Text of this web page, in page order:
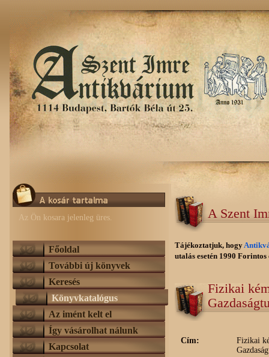
Az Ön kosara jelenleg üres.
Főoldal
További új könyvek
Keresés
Könyvkatalógus
Az imént kelt el
Így vásárolhat nálunk
Kapcsolat
A Szent
Tájékoztatjuk, hogy
utalás esetén 1990
Fizikai
Cím:
Fizikai